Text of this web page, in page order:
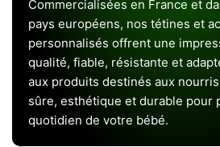
Commercialisées en France et
pays européens, nos tétines et
personnalisés offrent une
qualité, fiable, résistante et
aux produits destinés aux
sûre, esthétique et durable pour
quotidien de votre bébé.